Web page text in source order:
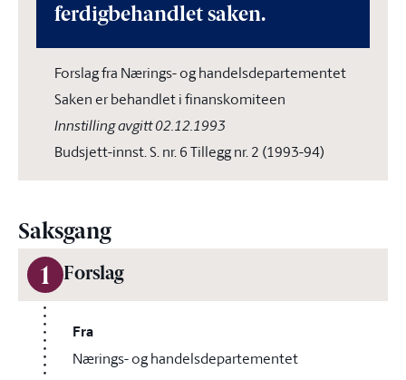
ferdigbehandlet saken.
Forslag fra Nærings- og handelsdepartementet
Saken er behandlet i finanskomiteen
Innstilling avgitt 02.12.1993
Budsjett-innst. S. nr. 6 Tillegg nr. 2 (1993-94)
Saksgang
1 Forslag
Fra
Nærings- og handelsdepartementet